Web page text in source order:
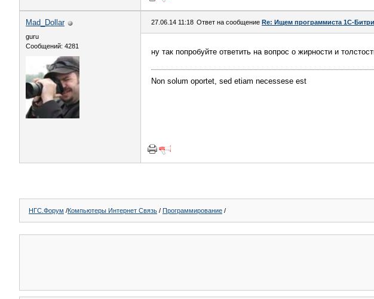
Mad_Dollar
guru
Сообщений: 4281
27.06.14 11:18 Ответ на сообщение Re: Ищем программиста 1С-
ну так попробуйте ответить на вопрос о жирности и
Non solum oportet, sed etiam necessese est
НГС.Форум /Компьютеры Интернет Связь / Программирование /